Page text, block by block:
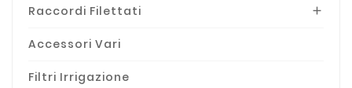
Raccordi Filettati 
Accessori Vari
Filtri Irrigazione